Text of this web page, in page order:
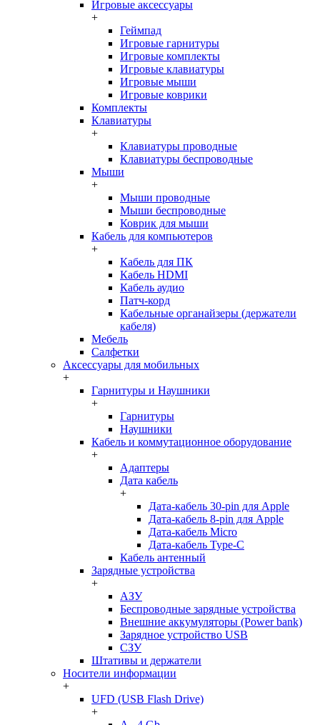
Игровые аксессуары
+
Геймпад
Игровые гарнитуры
Игровые комплекты
Игровые клавиатуры
Игровые мыши
Игровые коврики
Комплекты
Клавиатуры
+
Клавиатуры проводные
Клавиатуры беспроводные
Мыши
+
Мыши проводные
Мыши беспроводные
Коврик для мыши
Кабель для компьютеров
+
Кабель для ПК
Кабель HDMI
Кабель аудио
Патч-корд
Кабельные органайзеры (держатели
кабеля)
Мебель
Салфетки
Аксессуары для мобильных
+
Гарнитуры и Наушники
+
Гарнитуры
Наушники
Кабель и коммутационное оборудование
+
Адаптеры
Дата кабель
+
Дата-кабель 30-pin для Apple
Дата-кабель 8-pin для Apple
Дата-кабель Micro
Дата-кабель Type-C
Кабель антенный
Зарядные устройства
+
АЗУ
Беспроводные зарядные устройства
Внешние аккумуляторы (Power bank)
Зарядное устройство USB
СЗУ
Штативы и держатели
Носители информации
+
UFD (USB Flash Drive)
+